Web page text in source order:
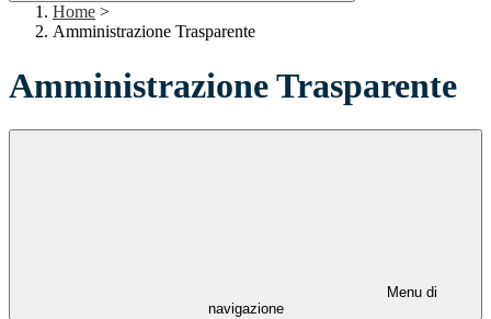
Home >
Amministrazione Trasparente
Amministrazione Trasparente
Menu di
navigazione